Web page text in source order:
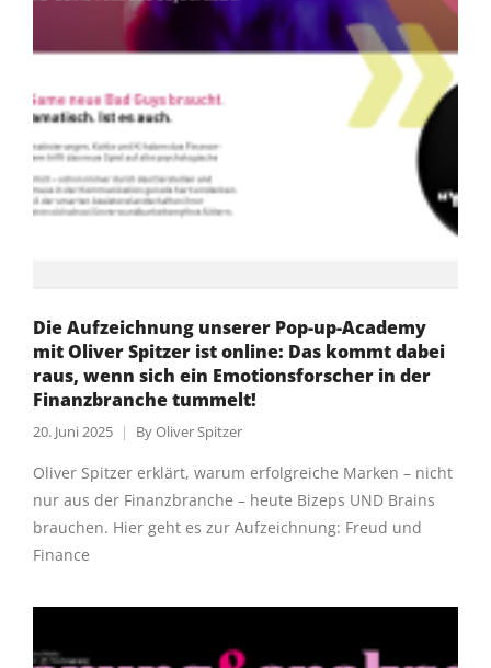
Die Aufzeichnung unserer Pop-up-Academy
mit Oliver Spitzer ist online: Das kommt dabei
raus, wenn sich ein Emotionsforscher in der
Finanzbranche tummelt!
20. Juni 2025 ByOliver Spitzer
Oliver Spitzer erklärt, warum erfolgreiche Marken – nicht
nur aus der Finanzbranche – heute Bizeps UND Brains
brauchen. Hier geht es zur Aufzeichnung: Freud und
Finance